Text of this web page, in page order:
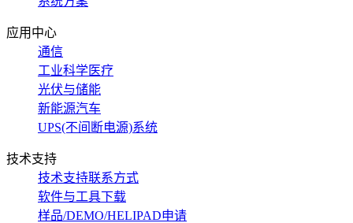
应用中心
通信
工业科学医疗
光伏与储能
新能源汽车
UPS(不间断电源)系统
技术支持
技术支持联系方式
软件与工具下载
样品/DEMO/HELIPAD申请